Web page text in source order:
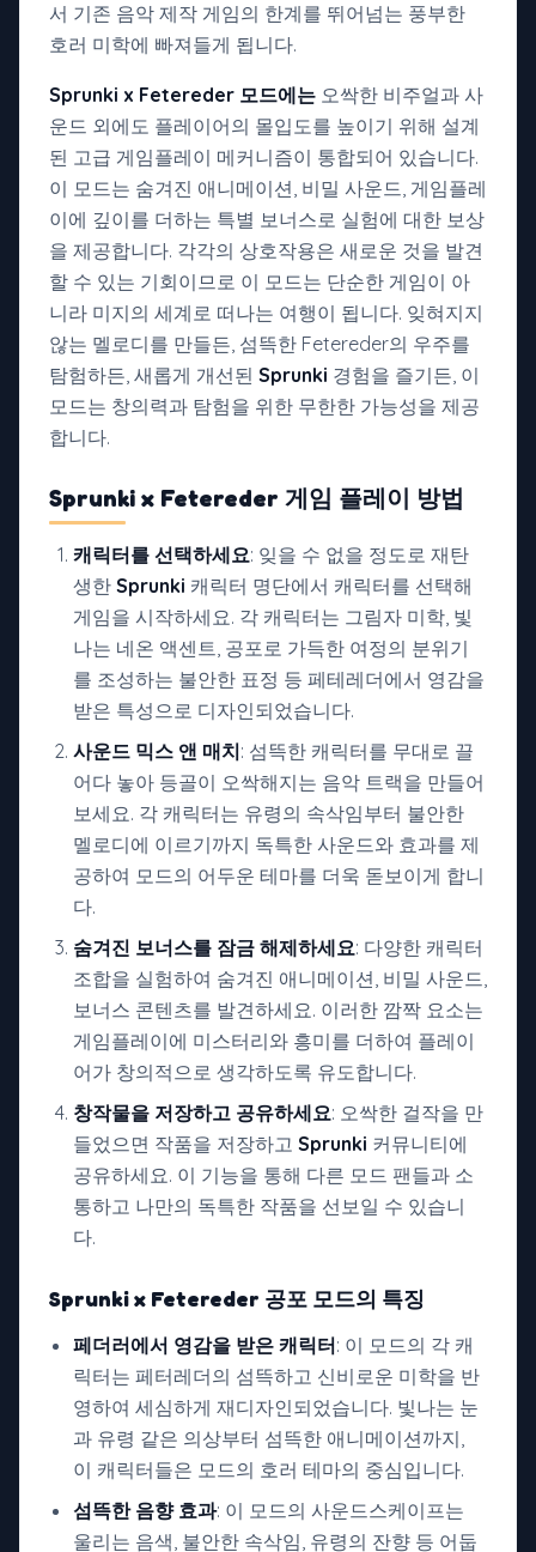
서 기존 음악 제작 게임의 한계를 뛰어넘는 풍부한
호러 미학에 빠져들게 됩니다.
Sprunki x Fetereder 모드에는 오싹한 비주얼과 사
운드 외에도 플레이어의 몰입도를 높이기 위해 설계
된 고급 게임플레이 메커니즘이 통합되어 있습니다.
이 모드는 숨겨진 애니메이션, 비밀 사운드, 게임플레
이에 깊이를 더하는 특별 보너스로 실험에 대한 보상
을 제공합니다. 각각의 상호작용은 새로운 것을 발견
할 수 있는 기회이므로 이 모드는 단순한 게임이 아
니라 미지의 세계로 떠나는 여행이 됩니다. 잊혀지지
않는 멜로디를 만들든, 섬뜩한 Fetereder의 우주를
탐험하든, 새롭게 개선된 Sprunki 경험을 즐기든, 이
모드는 창의력과 탐험을 위한 무한한 가능성을 제공
합니다.
Sprunki x Fetereder 게임 플레이 방법
캐릭터를 선택하세요: 잊을 수 없을 정도로 재탄
생한 Sprunki 캐릭터 명단에서 캐릭터를 선택해
게임을 시작하세요. 각 캐릭터는 그림자 미학, 빛
나는 네온 액센트, 공포로 가득한 여정의 분위기
를 조성하는 불안한 표정 등 페테레더에서 영감을
받은 특성으로 디자인되었습니다.
사운드 믹스 앤 매치: 섬뜩한 캐릭터를 무대로 끌
어다 놓아 등골이 오싹해지는 음악 트랙을 만들어
보세요. 각 캐릭터는 유령의 속삭임부터 불안한
멜로디에 이르기까지 독특한 사운드와 효과를 제
공하여 모드의 어두운 테마를 더욱 돋보이게 합니
다.
숨겨진 보너스를 잠금 해제하세요: 다양한 캐릭터
조합을 실험하여 숨겨진 애니메이션, 비밀 사운드,
보너스 콘텐츠를 발견하세요. 이러한 깜짝 요소는
게임플레이에 미스터리와 흥미를 더하여 플레이
어가 창의적으로 생각하도록 유도합니다.
창작물을 저장하고 공유하세요: 오싹한 걸작을 만
들었으면 작품을 저장하고 Sprunki 커뮤니티에
공유하세요. 이 기능을 통해 다른 모드 팬들과 소
통하고 나만의 독특한 작품을 선보일 수 있습니
다.
Sprunki x Fetereder 공포 모드의 특징
페더러에서 영감을 받은 캐릭터: 이 모드의 각 캐
릭터는 페터레더의 섬뜩하고 신비로운 미학을 반
영하여 세심하게 재디자인되었습니다. 빛나는 눈
과 유령 같은 의상부터 섬뜩한 애니메이션까지,
이 캐릭터들은 모드의 호러 테마의 중심입니다.
섬뜩한 음향 효과: 이 모드의 사운드스케이프는
울리는 음색, 불안한 속삭임, 유령의 잔향 등 어둡